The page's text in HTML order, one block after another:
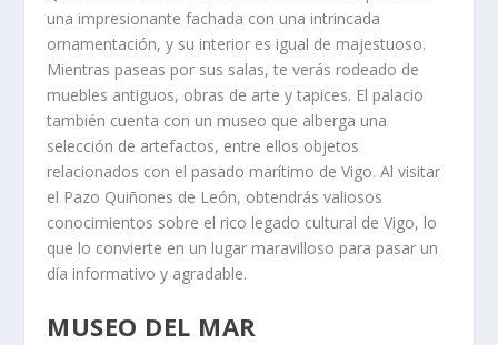
una impresionante fachada con una intrincada
ornamentación, y su interior es igual de majestuoso.
Mientras paseas por sus salas, te verás rodeado de
muebles antiguos, obras de arte y tapices. El palacio
también cuenta con un museo que alberga una
selección de artefactos, entre ellos objetos
relacionados con el pasado marítimo de Vigo. Al visitar
el Pazo Quiñones de León, obtendrás valiosos
conocimientos sobre el rico legado cultural de Vigo, lo
que lo convierte en un lugar maravilloso para pasar un
día informativo y agradable.
MUSEO DEL MAR